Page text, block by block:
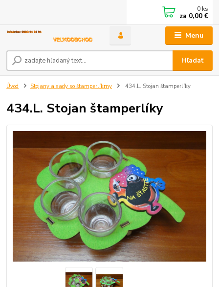
Menu
Hľadať
0 ks
za 0,00 €
Úvod Stojany a sady so štamperlíkmy 434.L. Stojan štamperlíky
434.L. Stojan štamperlíky